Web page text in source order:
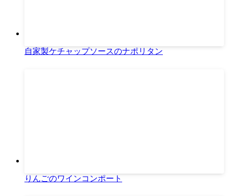
自家製ケチャップソースのナポリタン
りんごのワインコンポート